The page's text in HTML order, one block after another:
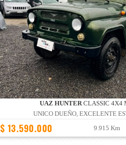
UAZ HUNTERCLASSIC 4X4
UNICO DUEÑO, EXCELENTE
$ 13.590.000 9.915 Km